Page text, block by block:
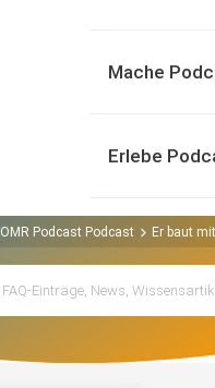
Mache
Erlebe
OMR Podcast Podcast Er baut